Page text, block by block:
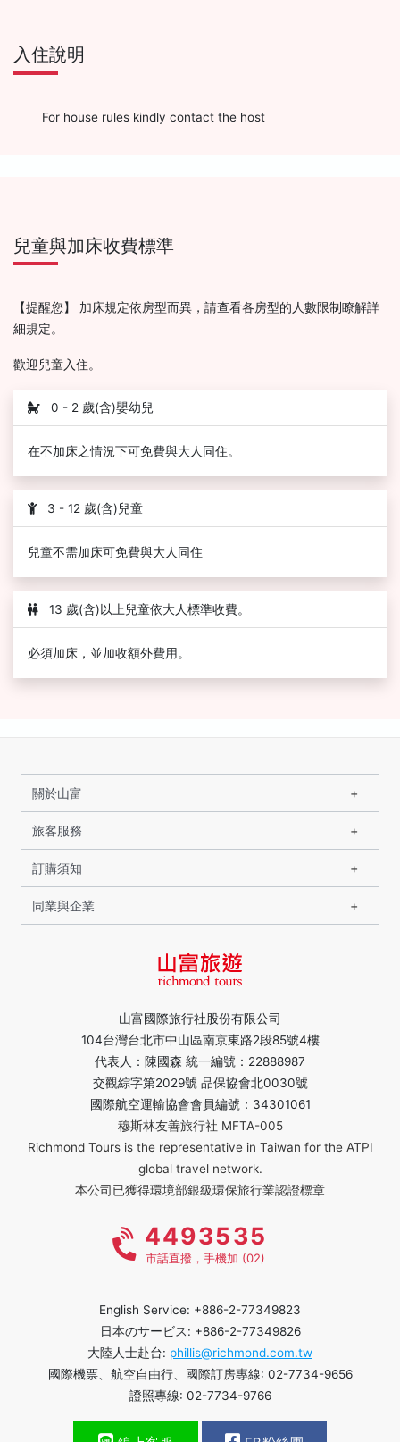
入住說明
For house rules kindly contact the host
兒童與加床收費標準
【提醒您】 加床規定依房型而異，請查看各房型的人數限制瞭解詳
細規定。
歡迎兒童入住。
0 - 2 歲(含)嬰幼兒
在不加床之情況下可免費與大人同住。
3 - 12 歲(含)兒童
兒童不需加床可免費與大人同住
13 歲(含)以上兒童依大人標準收費。
必須加床，並加收額外費用。
山富國際旅行社股份有限公司
104台灣台北市中山區南京東路2段85號4樓
代表人：陳國森 統一編號：22888987
交觀綜字第2029號 品保協會北0030號
國際航空運輸協會會員編號：34301061
穆斯林友善旅行社 MFTA-005
Richmond Tours is the representative in Taiwan for the ATPI
global travel network.
本公司已獲得環境部銀級環保旅行業認證標章
關於山富
旅客服務
訂購須知
同業與企業
4493535
市話直撥，手機加 (02)
English Service: +886-2-77349823
日本のサービス: +886-2-77349826
大陸人士赴台: phillis@richmond.com.tw
國際機票、航空自由行、國際訂房專線: 02-7734-9656
證照專線: 02-7734-9766